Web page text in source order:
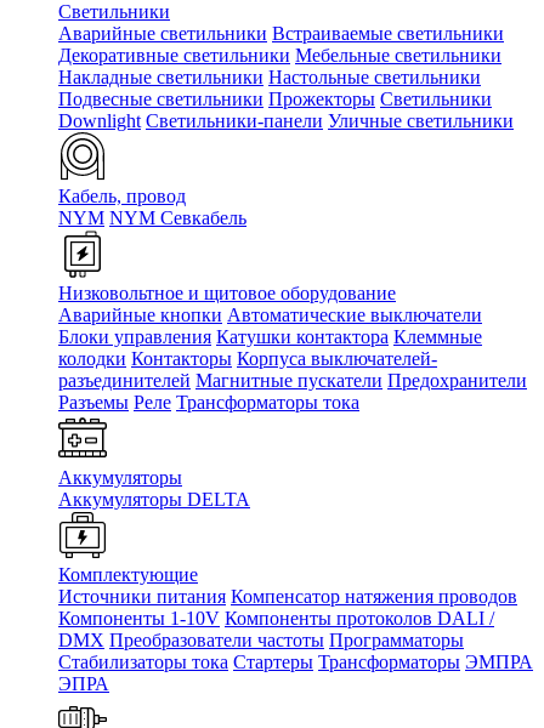
Светильники
Аварийные светильники Встраиваемые светильники
Декоративные светильники Мебельные светильники
Накладные светильники Настольные светильники
Подвесные светильники Прожекторы Светильники
Downlight Светильники-панели Уличные светильники
Кабель, провод
NYM NYM Севкабель
Низковольтное и щитовое оборудование
Аварийные кнопки Автоматические выключатели
Блоки управления Катушки контактора Клеммные
колодки Контакторы Корпуса выключателей-
разъединителей Магнитные пускатели Предохранители
Разъемы Реле Трансформаторы тока
Аккумуляторы
Аккумуляторы DELTA
Комплектующие
Источники питания Компенсатор натяжения проводов
Компоненты 1-10V Компоненты протоколов DALI /
DMX Преобразователи частоты Программаторы
Стабилизаторы тока Стартеры Трансформаторы ЭМПРА
ЭПРА